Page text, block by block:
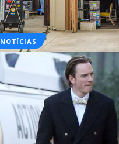
NOTÍCIAS